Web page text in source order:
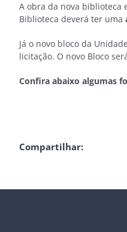
A obra da nova biblioteca
Biblioteca deverá ter uma
Já o novo bloco da
licitação. O novo Bloco
Confira abaixo algumas
Compartilhar: